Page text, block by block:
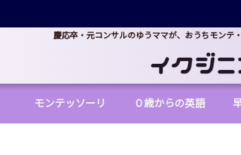
慶応卒・元コンサルのゆうママが、おうちモンテ
モンテッソーリ ０歳からの英語